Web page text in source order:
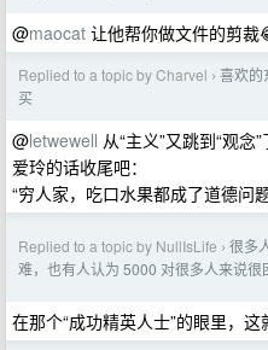
@maocat 让他帮你做文件的剪裁
Replied to a topic by Charvel › 喜欢的
买
@letwewell 从“主义”又跳到“观
爱玲的话收尾吧：
“穷人家，吃口水果都成了道德问
Replied to a topic by NullIsLife › 很多
难，也有人认为 5000 对很多人来说很
在那个“成功精英人士”的眼里，